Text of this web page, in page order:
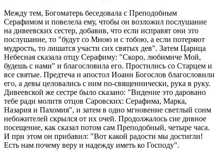
Между тем, Богоматерь беседовала с Преподобным
Серафимом и повелела ему, чтобы он возложил послушание
на дивеевских сестер, добавив, что если исправят они это
послушание, то "будут со Мною и с тобою, а если потеряют
мудрость, то лишатся участи сих святых дев". Затем Царица
Небесная сказала отцу Серафиму: "Скоро, любимиче Мой,
будешь с нами" и благословила его. Простились со Старцем и
все святые. Предтеча и апостол Иоанн Богослов благословили
его, а девы целовались с ним по-священнически, рука в руку.
Дивеевской же сестре было сказано: "Видение это даровано
тебе ради молитв отцов Саровских: Серафима, Марка,
Назария и Пахомия", и затем в одно мгновение светлый сонм
небожителей скрылся от их очей. Продолжалось сие дивное
посещение, как сказал потом сам Преподобный, четыре часа.
И при этом он прибавил: "Вот какой радости мы достигли!
Есть нам почему веру и надежду иметь ко Господу".